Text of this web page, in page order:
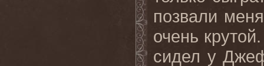
позвали
очень
сидел у